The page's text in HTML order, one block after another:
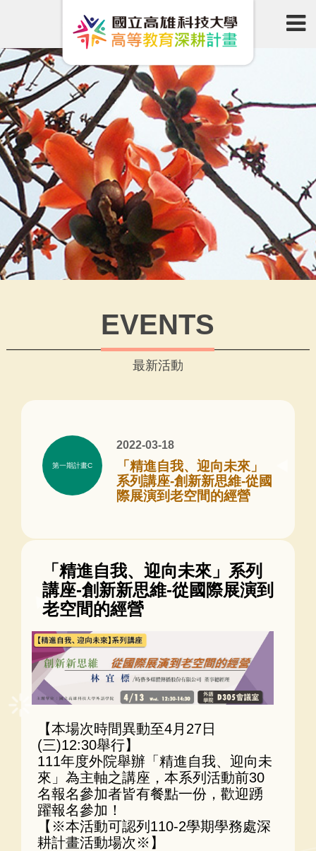
EVENTS
最新活動
第一期計畫C
2022-03-18
「精進自我、迎向未來」
系列講座-創新新思維-從國
際展演到老空間的經營
「精進自我、迎向未來」系列
講座-創新新思維-從國際展演到
老空間的經營
【本場次時間異動至4月27日
(三)12:30舉行】
111年度外院舉辦「精進自我、迎向未
來」為主軸之講座，本系列活動前30
名報名參加者皆有餐點一份，歡迎踴
躍報名參加！
【※本活動可認列110-2學期學務處深
耕計畫活動場次※】